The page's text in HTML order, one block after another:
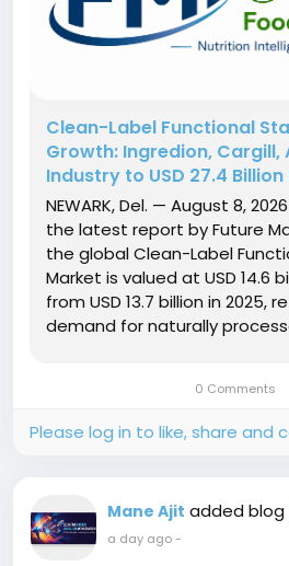
Clean-Label Functional
Growth: Ingredion, Cargill,
Industry to USD 27.4
NEWARK, Del. — August 8,
the latest report by Future
the global Clean-Label
Market is valued at USD 14.6
from USD 13.7 billion in 2025,
demand for naturally
0 Comments
Please log in to like, share and
Mane Ajit added blog
a day ago-